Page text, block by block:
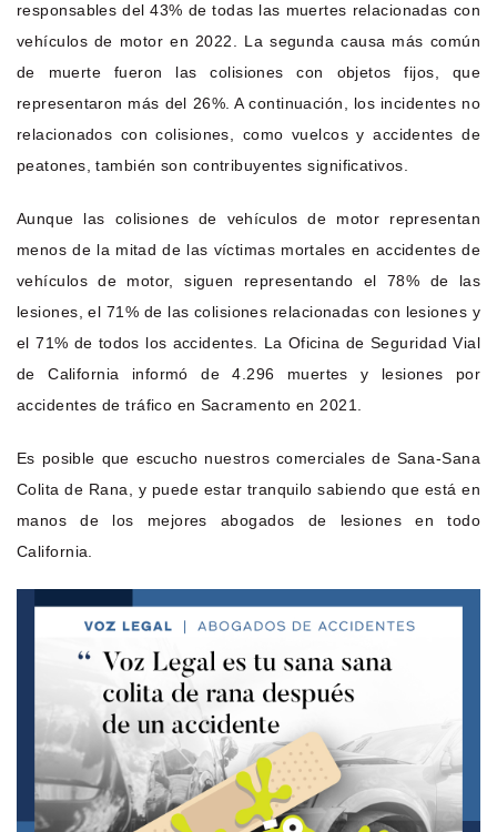
responsables del 43% de todas las muertes relacionadas con
vehículos de motor en 2022. La segunda causa más común
de muerte fueron las colisiones con objetos fijos, que
representaron más del 26%. A continuación, los incidentes no
relacionados con colisiones, como vuelcos y accidentes de
peatones, también son contribuyentes significativos.
Aunque las colisiones de vehículos de motor representan
menos de la mitad de las víctimas mortales en accidentes de
vehículos de motor, siguen representando el 78% de las
lesiones, el 71% de las colisiones relacionadas con lesiones y
el 71% de todos los accidentes. La Oficina de Seguridad Vial
de California informó de 4.296 muertes y lesiones por
accidentes de tráfico en Sacramento en 2021.
Es posible que escucho nuestros comerciales de Sana-Sana
Colita de Rana, y puede estar tranquilo sabiendo que está en
manos de los mejores abogados de lesiones en todo
California.